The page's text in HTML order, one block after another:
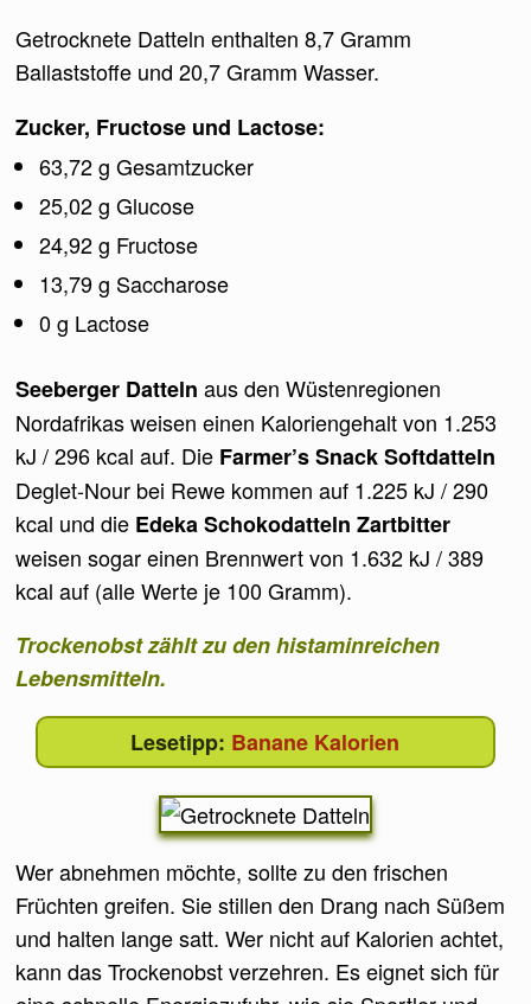
Getrocknete Datteln enthalten 8,7 Gramm
Ballaststoffe und 20,7 Gramm Wasser.
Zucker, Fructose und Lactose:
63,72 g Gesamtzucker
25,02 g Glucose
24,92 g Fructose
13,79 g Saccharose
0 g Lactose
Seeberger Datteln aus den Wüstenregionen
Nordafrikas weisen einen Kaloriengehalt von 1.253
kJ / 296 kcal auf. Die Farmer’s Snack Softdatteln
Deglet-Nour bei Rewe kommen auf 1.225 kJ / 290
kcal und die Edeka Schokodatteln Zartbitter
weisen sogar einen Brennwert von 1.632 kJ / 389
kcal auf (alle Werte je 100 Gramm).
Trockenobst zählt zu den histaminreichen
Lebensmitteln.
Banane Kalorien
Wer abnehmen möchte, sollte zu den frischen
Früchten greifen. Sie stillen den Drang nach Süßem
und halten lange satt. Wer nicht auf Kalorien achtet,
kann das Trockenobst verzehren. Es eignet sich für